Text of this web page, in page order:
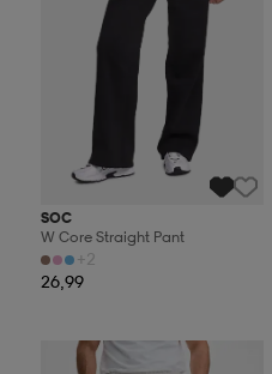
SOC
W Core Straight Pant
+2
26,99
Valitse 2, maksa 44,99€